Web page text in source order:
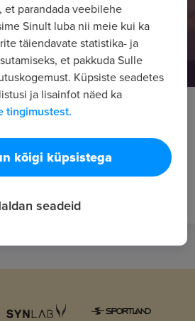
tööle?
olla esimese töökoha haaramine
saab lapsevanem teha, et aidata
et parandada veebilehe
Sinult luba nii meie kui ka
täiendavate statistika- ja
et pakkuda Sulle
Küpsiste seadetes
ja lisainfot näed ka
tingimustest.
kõigi küpsistega
seadeid